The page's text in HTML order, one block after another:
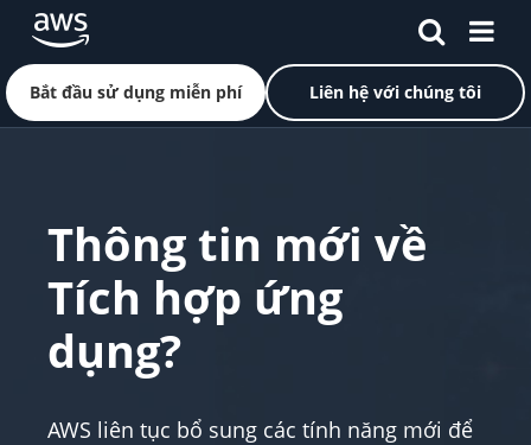
Bắt đầu sử dụng miễn phí Liên hệ với chúng tôi
Thông tin mới về
Tích hợp ứng
dụng?
AWS liên tục bổ sung các tính năng mới để